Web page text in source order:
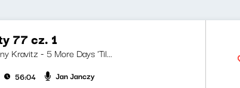
77 cz. 1
Kravitz - 5 More Days 'Til...
56:04 Jan Janczy